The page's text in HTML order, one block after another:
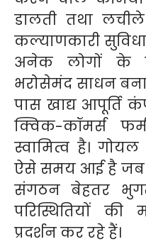
डालती तथा
कल्याणकारी
अनेक लोगों के
भरोसेमंद साधन
पास खाद्य आपूर्ति
क्विक-कॉमर्स
स्वामित्व है।
ऐसे समय आई है जब
संगठन बेहतर
परिस्थितियों
प्रदर्शन कर रहे हैं।